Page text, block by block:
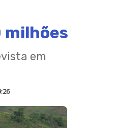
milhões
em